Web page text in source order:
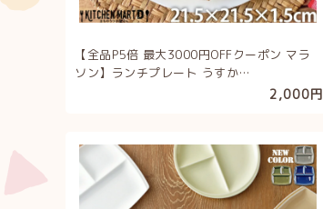
【全品P5倍 最大3000円OFFクーポン マラ
ソン】ランチプレート うすか…
2,000円